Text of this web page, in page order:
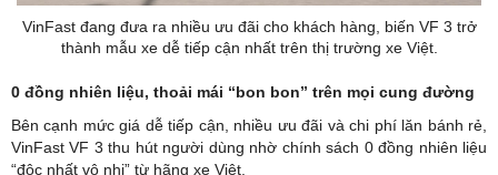
VinFast đang đưa ra nhiều ưu đãi cho khách hàng, biến VF 3 trở
thành mẫu xe dễ tiếp cận nhất trên thị trường xe Việt.
0 đồng nhiên liệu, thoải mái “bon bon” trên mọi cung đường
Bên cạnh mức giá dễ tiếp cận, nhiều ưu đãi và chi phí lăn bánh rẻ,
VinFast VF 3 thu hút người dùng nhờ chính sách 0 đồng nhiên liệu
“độc nhất vô nhị” từ hãng xe Việt.